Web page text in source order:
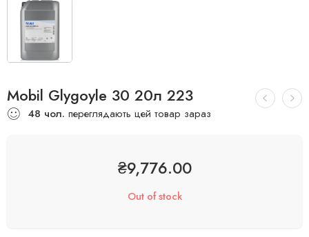
Mobil Glygoyle 30 20л 223
48 чол. переглядають цей товар зараз
₴9,776.00
Out of stock